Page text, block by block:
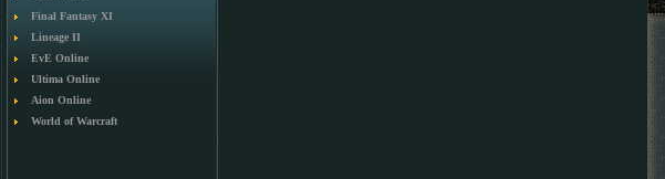
Final Fantasy XI
Lineage II
EvE Online
Ultima Online
Aion Online
World of Warcraft